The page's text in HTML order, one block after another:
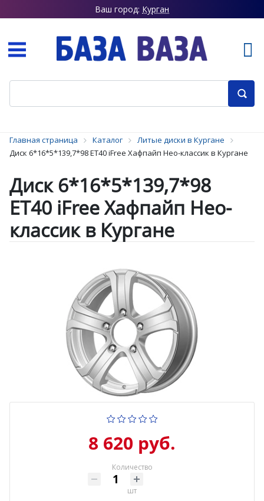
Ваш город: Курган
Главная страница Каталог
Литые диски в Кургане
Диск 6*16*5*139,7*98 ET40 iFree Хафпайп Нео-классик в Кургане
Диск 6*16*5*139,7*98
ET40 iFree Хафпайп Нео-
классик в Кургане
8 620 руб.
Количество
шт